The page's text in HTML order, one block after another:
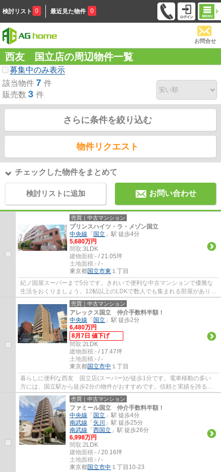
検討リスト 0 最近見た物件 0
お問合せ
西友 国立店の周辺物件一覧
募集中のみ表示
該当物件 7 件
販売数 3 件
さらに条件を絞り込む
物件リクエスト
チェックした物件をまとめて
検討リストに追加 お問い合わせ
売買｜中古マンション
プリンスハイツ・ラ・メゾン国立
中央線 「 国立 」駅 徒歩4分
5,680万円
間取:3LDK
建物面積:- / 21.05坪
土地面積:- / -
東京都国立市東 １丁目
紀ノ国屋スーパーまで5分です。きれいで便利な中古マンションで優雅な
生活をおくりましょう。12帖以上のLDKで数人でも集まれる部屋がありま
す。オートロック付き物件なので、安心して...
売買｜中古マンション
アレックス国立 仲介手数料半額！
中央線 「 国立 」駅 徒歩2分
6,480万円
8月7日 値下げ
間取:2LDK
建物面積:- / 17.47坪
土地面積:- / -
東京都国立市中 １丁目
暮らしに便利な西友 国立店(スーパー)が徒歩1分です。電車移動の多い
方には、国立駅から徒歩2分の物件がおすすめです。信頼と実績を誇るエ
ージーホームに住まい探しをお任せ下さい。...
売買｜中古マンション
ファミール国立 仲介手数料半額！
中央線 「 国立 」駅 徒歩4分
南武線 「 矢川
」駅 徒歩25分
南武線 「 西国立 」駅 徒歩26分
6,998万円
間取:2LDK
建物面積:- / 20.16坪
土地面積:- / -
東京都国立市中 １丁目10-23